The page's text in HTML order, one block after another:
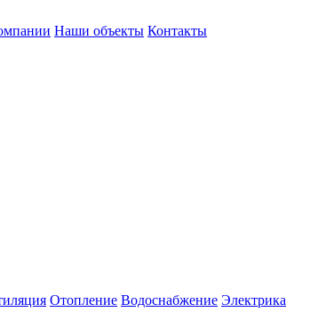
Наши объекты Контакты
Отопление Водоснабжение Электрика